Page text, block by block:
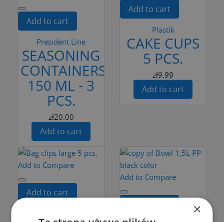
Add to cart
President Line
SEASONING
CONTAINERS
150 ML - 3
PCS.
zł20.00
Add to cart
Add to cart
Plastik
CAKE CUPS
5 PCS.
zł9.99
Add to cart
Add to Compare
Add to cart
Add to Compare
×